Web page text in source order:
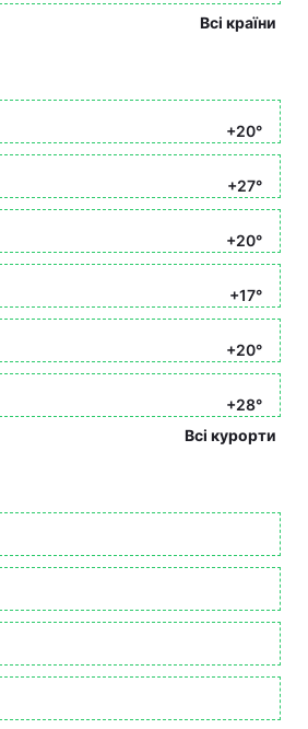
Всі країни
+20°
+27°
+20°
+17°
+20°
+28°
Всі курорти